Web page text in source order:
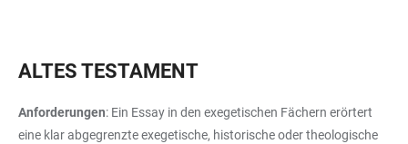
ALTES TESTAMENT
Anforderungen: Ein Essay in den exegetischen Fächern erörtert
eine klar abgegrenzte exegetische, historische oder theologische